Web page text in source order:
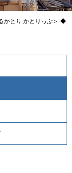
とり かとりっぷ＞ ◆